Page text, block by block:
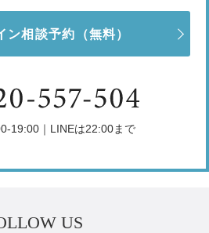
ン相談予約 （無料）
19:00｜LINEは22:00まで
US